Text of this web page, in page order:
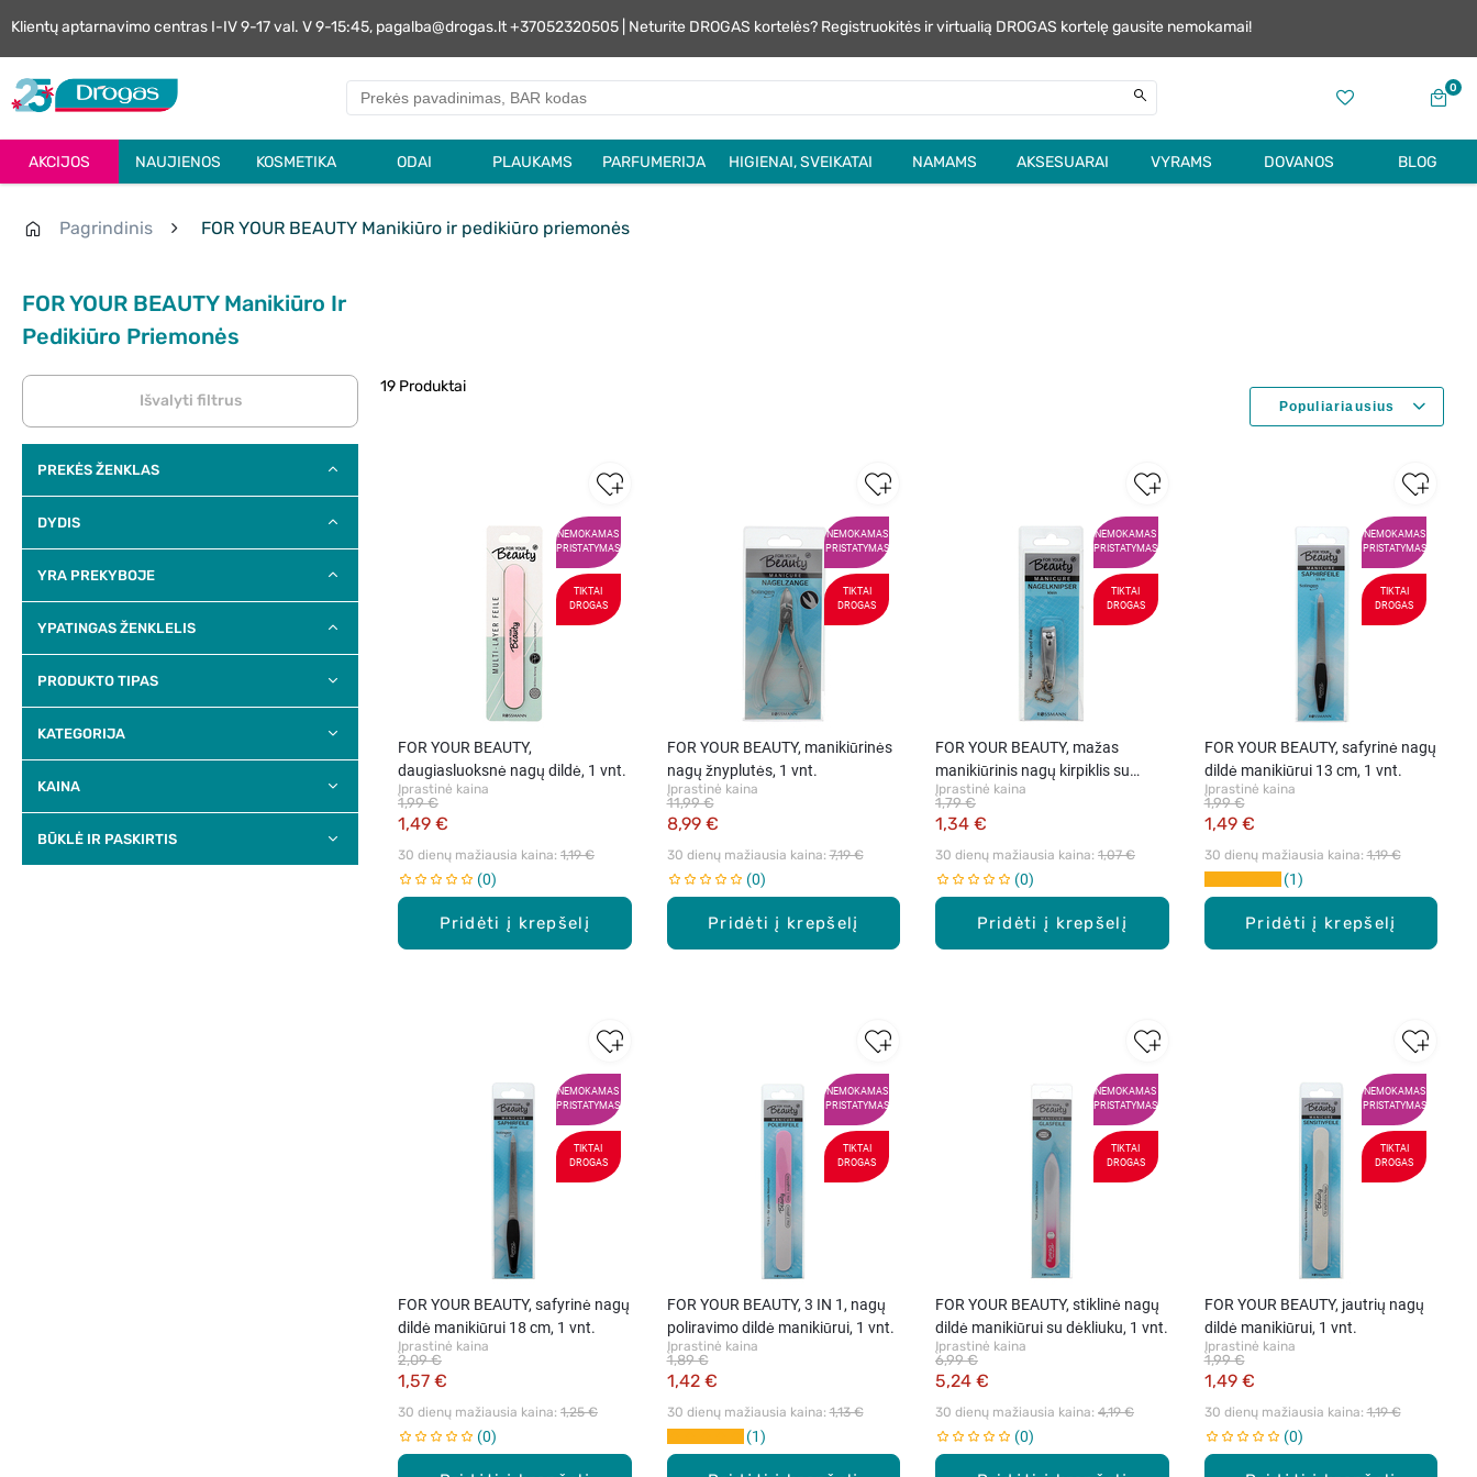
Klientų aptarnavimo centras I-IV 9-17 val. V 9-15:45, pagalba@drogas.lt +37052320505 | Neturite DROGAS kortelės? Registruokitės ir virtualią DROGAS kortelę gausite nemokamai!
0
AKCIJOS NAUJIENOS KOSMETIKA ODAI PLAUKAMS PARFUMERIJA HIGIENAI, SVEIKATAI NAMAMS AKSESUARAI VYRAMS DOVANOS BLOG
Pagrindinis FOR YOUR BEAUTY Manikiūro ir pedikiūro priemonės
FOR YOUR BEAUTY Manikiūro Ir
Pedikiūro Priemonės
Išvalyti filtrus
PREKĖS ŽENKLAS
DYDIS
YRA PREKYBOJE
YPATINGAS ŽENKLELIS
PRODUKTO TIPAS
KATEGORIJA
KAINA
BŪKLĖ IR PASKIRTIS
19 Produktai
NEMOKAMAS
PRISTATYMAS
TIKTAI
DROGAS
Pridėti į krepšelį
FOR YOUR BEAUTY,
daugiasluoksnė nagų dildė, 1 vnt.
Įprastinė kaina
1,49 €
1,99 €
30 dienų mažiausia kaina: 1,19 €
0
NEMOKAMAS
PRISTATYMAS
TIKTAI
DROGAS
Pridėti į krepšelį
FOR YOUR BEAUTY, manikiūrinės
nagų žnyplutės, 1 vnt.
Įprastinė kaina
8,99 €
11,99 €
30 dienų mažiausia kaina: 7,19 €
0
NEMOKAMAS
PRISTATYMAS
TIKTAI
DROGAS
Pridėti į krepšelį
FOR YOUR BEAUTY, mažas
manikiūrinis nagų kirpiklis su
valikliu ir dilde, 1vnt.
Įprastinė kaina
1,34 €
1,79 €
30 dienų mažiausia kaina: 1,07 €
0
NEMOKAMAS
PRISTATYMAS
TIKTAI
DROGAS
Pridėti į krepšelį
FOR YOUR BEAUTY, safyrinė nagų
dildė manikiūrui 13 cm, 1 vnt.
Įprastinė kaina
1,49 €
1,99 €
30 dienų mažiausia kaina: 1,19 €
1
NEMOKAMAS
PRISTATYMAS
TIKTAI
DROGAS
FOR YOUR BEAUTY, safyrinė nagų
dildė manikiūrui 18 cm, 1 vnt.
Įprastinė kaina
1,57 €
2,09 €
30 dienų mažiausia kaina: 1,25 €
0
NEMOKAMAS
PRISTATYMAS
TIKTAI
DROGAS
FOR YOUR BEAUTY, 3 IN 1, nagų
poliravimo dildė manikiūrui, 1 vnt.
Įprastinė kaina
1,42 €
1,89 €
30 dienų mažiausia kaina: 1,13 €
1
NEMOKAMAS
PRISTATYMAS
TIKTAI
DROGAS
FOR YOUR BEAUTY, stiklinė nagų
dildė manikiūrui su dėkliuku, 1 vnt.
Įprastinė kaina
5,24 €
6,99 €
30 dienų mažiausia kaina: 4,19 €
0
NEMOKAMAS
PRISTATYMAS
TIKTAI
DROGAS
FOR YOUR BEAUTY, jautrių nagų
dildė manikiūrui, 1 vnt.
Įprastinė kaina
1,49 €
1,99 €
30 dienų mažiausia kaina: 1,19 €
0